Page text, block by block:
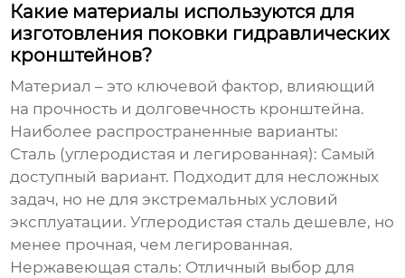
Какие материалы используются для
изготовления поковки гидравлических
кронштейнов?
Материал – это ключевой фактор, влияющий
на прочность и долговечность кронштейна.
Наиболее распространенные варианты:
Сталь (углеродистая и легированная): Самый
доступный вариант. Подходит для несложных
задач, но не для экстремальных условий
эксплуатации. Углеродистая сталь дешевле, но
менее прочная, чем легированная.
Нержавеющая сталь: Отличный выбор для